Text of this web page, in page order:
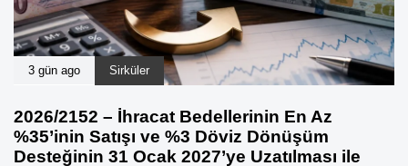
3 gün ago Sirküler
2026/2152 – İhracat Bedellerinin En Az
%35’inin Satışı ve %3 Döviz Dönüşüm
Desteğinin 31 Ocak 2027’ye Uzatılması ile